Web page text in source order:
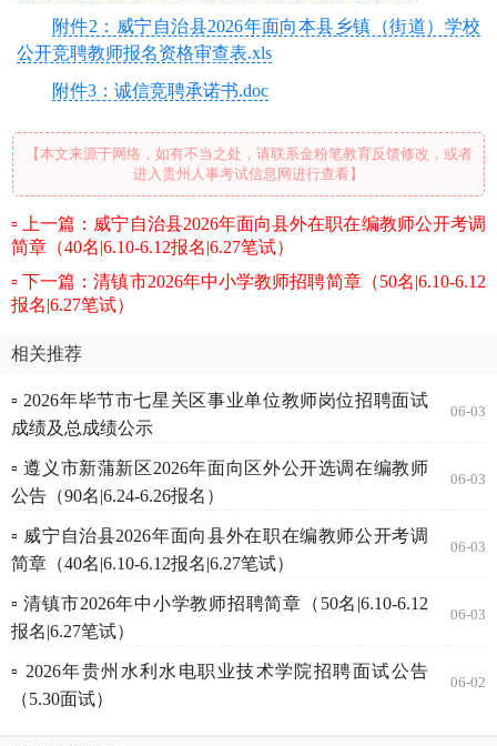
附件2：威宁自治县2026年面向本县乡镇（街道）学校
公开竞聘教师报名资格审查表.xls
附件3：诚信竞聘承诺书.doc
【本文来源于网络，如有不当之处，请联系金粉笔教育反馈修改，或者
进入贵州人事考试信息网进行查看】
上一篇：威宁自治县2026年面向县外在职在编教师公开考调
简章（40名|6.10-6.12报名|6.27笔试）
下一篇：清镇市2026年中小学教师招聘简章（50名|6.10-6.12
报名|6.27笔试）
相关推荐
▫ 2026年毕节市七星关区事业单位教师岗位招聘面试
成绩及总成绩公示
06-03
▫ 遵义市新蒲新区2026年面向区外公开选调在编教师
公告（90名|6.24-6.26报名）
06-03
▫ 威宁自治县2026年面向县外在职在编教师公开考调
简章（40名|6.10-6.12报名|6.27笔试）
06-03
▫ 清镇市2026年中小学教师招聘简章（50名|6.10-6.12
报名|6.27笔试）
06-03
▫ 2026年贵州水利水电职业技术学院招聘面试公告
（5.30面试）
06-02